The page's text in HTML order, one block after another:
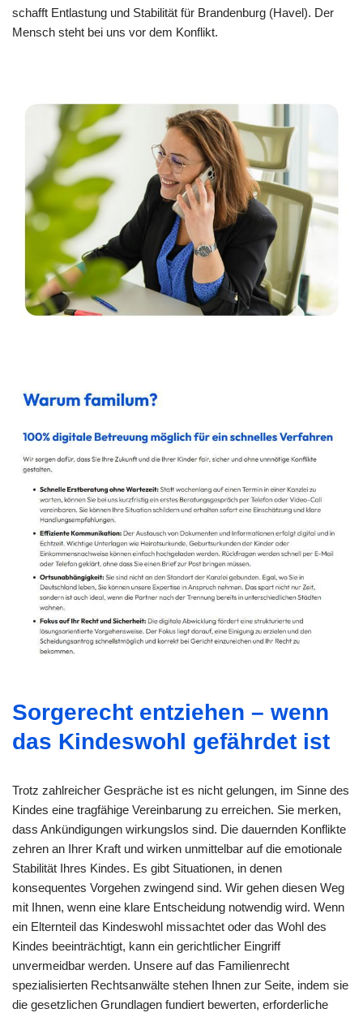
schafft Entlastung und Stabilität für Brandenburg (Havel). Der
Mensch steht bei uns vor dem Konflikt.
Sorgerecht entziehen – wenn
das Kindeswohl gefährdet ist
Trotz zahlreicher Gespräche ist es nicht gelungen, im Sinne des
Kindes eine tragfähige Vereinbarung zu erreichen. Sie merken,
dass Ankündigungen wirkungslos sind. Die dauernden Konflikte
zehren an Ihrer Kraft und wirken unmittelbar auf die emotionale
Stabilität Ihres Kindes. Es gibt Situationen, in denen
konsequentes Vorgehen zwingend sind. Wir gehen diesen Weg
mit Ihnen, wenn eine klare Entscheidung notwendig wird. Wenn
ein Elternteil das Kindeswohl missachtet oder das Wohl des
Kindes beeinträchtigt, kann ein gerichtlicher Eingriff
unvermeidbar werden. Unsere auf das Familienrecht
spezialisierten Rechtsanwälte stehen Ihnen zur Seite, indem sie
die gesetzlichen Grundlagen fundiert bewerten, erforderliche